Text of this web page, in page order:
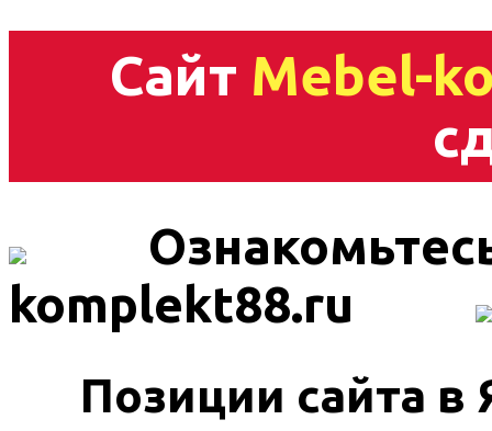
Сайт Mebel-
komplekt88.ru
Позиции сайта в